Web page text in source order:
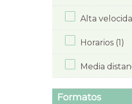
Alta
Horarios (1)
Media
Formatos